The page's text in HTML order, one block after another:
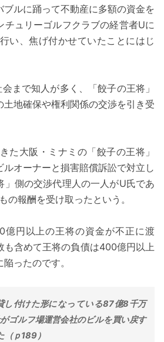
ルに踊って不動産に多額の資金を
チュリーゴルフクラブの経営者Uに
い、焦げ付かせていたことにはじ
まで知人が多く、「餃子の王将」
土地確保や権利関係の交渉を引き受
た大阪・ミナミの「餃子の王将」
オーナーと損害賠償訴訟で対立し
」側の交渉代理人の一人がU氏であ
の報酬を受け取ったという。
億円以上の王将の資金が不正に渡
も含めて王将の負債は400億円以上
ったのです。
し付けた形になっている87億8千万
ゴルフ場運営会社のビルを買い戻す
（ｐ189）